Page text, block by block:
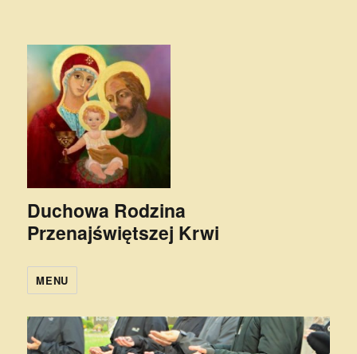
Duchowa Rodzina
Przenajświętszej Krwi
MENU